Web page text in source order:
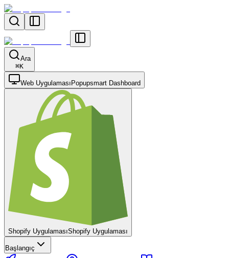
Ara
⌘K
Web Uygulaması Popupsmart Dashboard
Shopify UygulamasıShopify Uygulaması
Başlangıç